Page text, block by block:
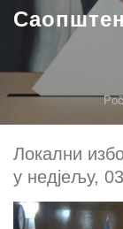
Локални
у недјељу,